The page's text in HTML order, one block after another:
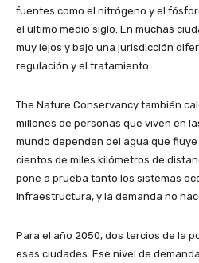
fuentes como el nitrógeno y el
el último medio siglo. En muchas
muy lejos y bajo una jurisdicción
regulación y el tratamiento.
The Nature Conservancy también
millones de personas que viven en
mundo dependen del agua que
cientos de miles kilómetros de
pone a prueba tanto los sistemas
infraestructura, y la demanda no
Para el año 2050, dos tercios de la
esas ciudades. Ese nivel de